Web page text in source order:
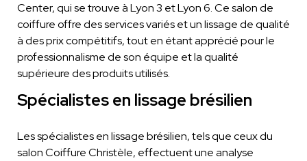
Center, qui se trouve à Lyon 3 et Lyon 6. Ce salon de
coiffure offre des services variés et un lissage de qualité
à des prix compétitifs, tout en étant apprécié pour le
professionnalisme de son équipe et la qualité
supérieure des produits utilisés.
Spécialistes en lissage brésilien
Les spécialistes en lissage brésilien, tels que ceux du
salon Coiffure Christèle, effectuent une analyse